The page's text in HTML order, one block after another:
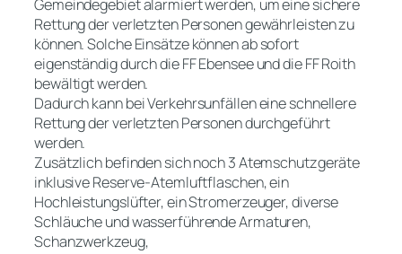
Gemeindegebiet alarmiert werden, um eine sichere
Rettung der verletzten Personen gewährleisten zu
können. Solche Einsätze können ab sofort
eigenständig durch die FF Ebensee und die FF Roith
bewältigt werden.
Dadurch kann bei Verkehrsunfällen eine schnellere
Rettung der verletzten Personen durchgeführt
werden.
Zusätzlich befinden sich noch 3 Atemschutzgeräte
inklusive Reserve-Atemluftflaschen, ein
Hochleistungslüfter, ein Stromerzeuger, diverse
Schläuche und wasserführende Armaturen,
Schanzwerkzeug,